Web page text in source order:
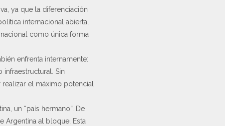
ya que la diferenciación
internacional abierta,
como única forma
enfrenta internamente:
Sin
el máximo potencial
un “país hermano”. De
Argentina al bloque. Esta